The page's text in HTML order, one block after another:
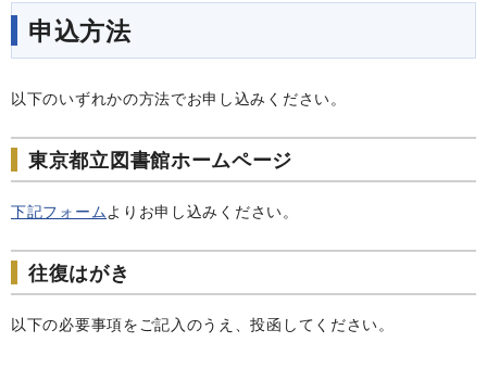
申込方法
以下のいずれかの方法でお申し込みください。
東京都立図書館ホームページ
下記フォーム よりお申し込みください。
往復はがき
以下の必要事項をご記入のうえ、投函してください。